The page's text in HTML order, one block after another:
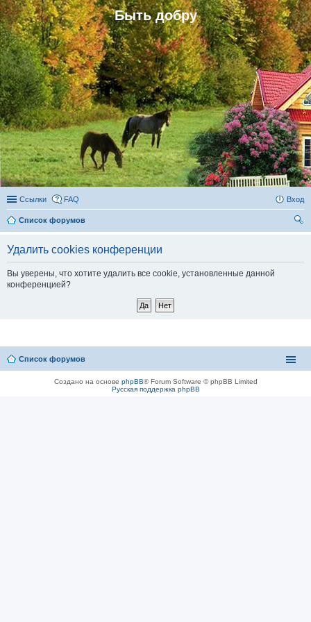
Быть добру
Ссылки FAQ Вход
Список форумов
Удалить cookies конференции
Вы уверены, что хотите удалить все cookie, установленные данной
конференцией?
Список форумов
Создано на основе phpBB® Forum Software © phpBB Limited
Русская поддержка phpBB